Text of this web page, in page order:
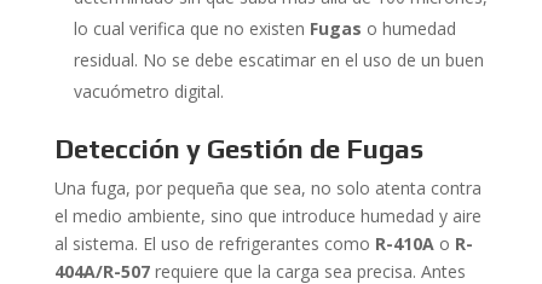
lo cual verifica que no existen Fugas o humedad
residual. No se debe escatimar en el uso de un buen
vacuómetro digital.
Detección y Gestión de Fugas
Una fuga, por pequeña que sea, no solo atenta contra
el medio ambiente, sino que introduce humedad y aire
al sistema. El uso de refrigerantes como R-410Ao R-
404A/R-507requiere que la carga sea precisa. Antes